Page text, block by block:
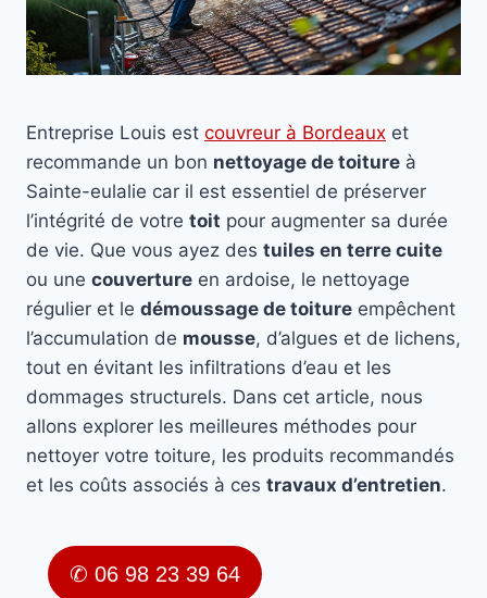
Entreprise Louis est couvreur à Bordeaux et
recommande un bon nettoyage de toiture à
Sainte-eulalie car il est essentiel de préserver
l’intégrité de votre toit pour augmenter sa durée
de vie. Que vous ayez des tuiles en terre cuite
ou une couverture en ardoise, le nettoyage
régulier et le démoussage de toiture empêchent
l’accumulation de mousse, d’algues et de lichens,
tout en évitant les infiltrations d’eau et les
dommages structurels. Dans cet article, nous
allons explorer les meilleures méthodes pour
nettoyer votre toiture, les produits recommandés
et les coûts associés à ces travaux d’entretien.
✆ 06 98 23 39 64